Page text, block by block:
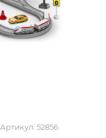
Артикул: 52856